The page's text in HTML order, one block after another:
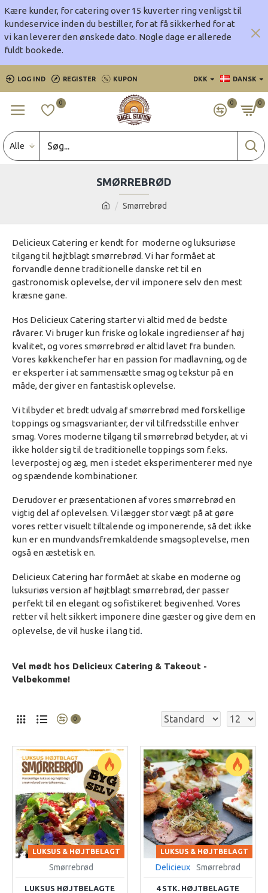
Kære kunder, for catering over 15 kuverter ring venligst til
kundeservice inden du bestiller, for at få sikkerhed for at
vi kan leverer den ønskede dato. Nogle dage er allerede
fuldt bookede.
LOG IND REGISTER KUPON DKK DANSK
0 0 0
Alle
Smørrebrød
SMØRREBRØD
Delicieux Catering er kendt for moderne og luksuriøse
tilgang til højtblagt smørrebrød. Vi har formået at
forvandle denne traditionelle danske ret til en
gastronomisk oplevelse, der vil imponere selv den mest
kræsne gane.
Hos Delicieux Catering starter vi altid med de bedste
råvarer. Vi bruger kun friske og lokale ingredienser af høj
kvalitet, og vores smørrebrød er altid lavet fra bunden.
Vores køkkenchefer har en passion for madlavning, og de
er eksperter i at sammensætte smag og tekstur på en
måde, der giver en fantastisk oplevelse.
Vi tilbyder et bredt udvalg af smørrebrød med forskellige
toppings og smagsvarianter, der vil tilfredsstille enhver
smag. Vores moderne tilgang til smørrebrød betyder, at vi
ikke holder sig til de traditionelle toppings som f.eks.
leverpostej og æg, men i stedet eksperimenterer med nye
og spændende kombinationer.
Derudover er præsentationen af vores smørrebrød en
vigtig del af oplevelsen. Vi lægger stor vægt på at gøre
vores retter visuelt tiltalende og imponerende, så det ikke
kun er en mundvandsfremkaldende smagsoplevelse, men
også en æstetisk en.
Delicieux Catering har formået at skabe en moderne og
luksuriøs version af højtblagt smørrebrød, der passer
perfekt til en elegant og sofistikeret begivenhed. Vores
retter vil helt sikkert imponere dine gæster og give dem en
oplevelse, de vil huske i lang tid.
Vel mødt hos Delicieux Catering & Takeout -
Velbekomme!
0
LUKSUS & HØJTBELAGT
Smørrebrød
LUKSUS HØJTBELAGTE
LUKSUS & HØJTBELAGT
Delicieux Smørrebrød
4 STK. HØJTBELAGTE